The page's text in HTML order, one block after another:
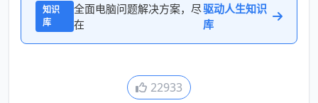
知识
库
全面电脑问题解决方案，尽
在
驱动人生知识
库
22933